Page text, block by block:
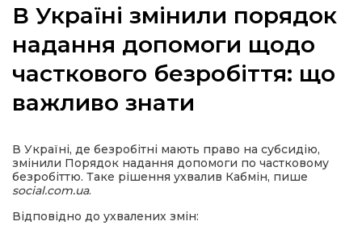
політика
В Україні змінили порядок
надання допомоги щодо
часткового безробіття: що
важливо знати
В Україні, де безробітні мають право на субсидію,
змінили Порядок надання допомоги по частковому
безробіттю. Таке рішення ухвалив Кабмін, пише
social.com.ua.
Відповідно до ухвалених змін: